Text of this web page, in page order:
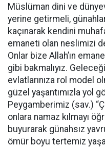
Müslüman dini ve
yerine getirmeli,
kaçınarak kendini
emaneti olan neslimizi
Onlar bize Allah’ın
gibi bakmalıyız.
evlatlarınıza rol model
güzel yaşantımızla yol
Peygamberimiz (sav.)
onlara namaz kılmayı
buyurarak günahsız
ömür boyu tertemiz